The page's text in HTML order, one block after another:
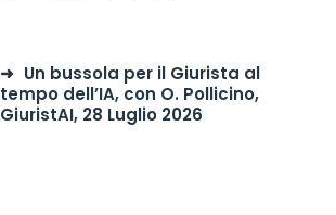
Un bussola per il Giurista al
tempo dell’IA, con O. Pollicino,
GiuristAI, 28 Luglio 2026